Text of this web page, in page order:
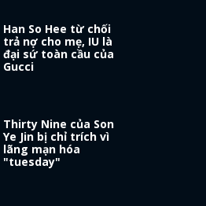
Han So Hee từ chối
trả nợ cho mẹ, IU là
đại sứ toàn cầu của
Gucci
Thirty Nine của Son
Ye Jin bị chỉ trích vì
lãng mạn hóa
"tuesday"